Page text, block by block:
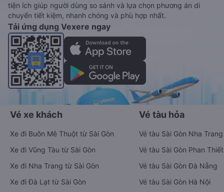
tiện ích giúp người dùng so sánh và lựa chọn phương án di
chuyển tiết kiệm, nhanh chóng và phù hợp nhất.
Tải ứng dụng Vexere ngay
Vé xe khách
Xe đi Buôn Mê Thuột từ Sài Gòn
Xe đi Vũng Tàu từ Sài Gòn
Xe đi Nha Trang từ Sài Gòn
Xe đi Đà Lạt từ Sài Gòn
Vé tàu hỏa
Vé tàu Sài Gòn Nha Trang
Vé tàu Sài Gòn Phan Thiết
Vé tàu Sài Gòn Đà Nẵng
Vé tàu Sài Gòn Hà Nội